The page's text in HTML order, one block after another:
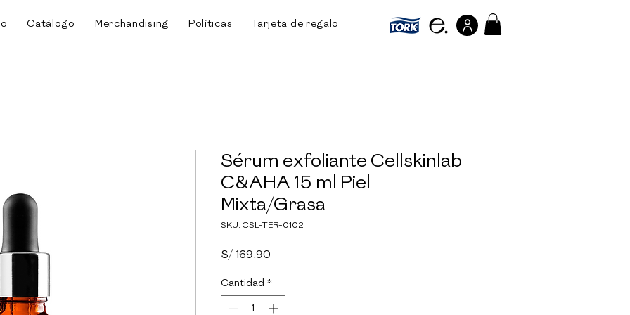
Catálogo Merchandising Políticas Tarjeta de regalo Referir personas
Sérum exfoliante Cellskinlab
C&AHA 15 ml Piel
Mixta/Grasa
SKU: CSL-TER-0102
S/ 169.90
Cantidad *